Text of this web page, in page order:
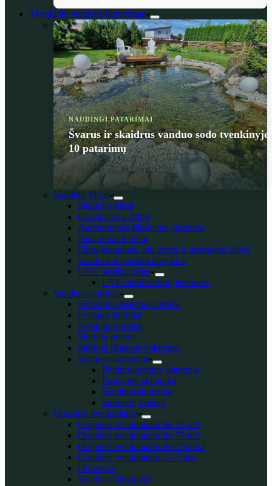
Tvenkinio vandens filtravimas
NAUDINGI PATARIMAI
Švarus ir skaidrus vanduo sodo tvenkinyje:
10 patarimų
Vandens filtrai
Slėginiai filtrai
Gravitaciniai filtrai
Autonominės filtravimo sistemos
Panardinami filtrai
Filtrų kempinės, bio terpės ir atsarginės dalys
Vandens ir siurblio talpyklos
UVC sterilizatoriai
UVC sterilizatorių lemputės
Vandens siurbliai
Filtravimo sistemų siurbliai
Fontanų siurbliai
Krioklių siurbliai
Siurblių priedai
Siurblių išmanus valdymas
Vandens skimeriai
Plūduriuojantys skimeriai
Pastatomi skimeriai
Sieniniai skimeriai
Skimerių priedai
Orapūtės tvenkiniams
Orapūtės tvenkiniams iki 25 m3
Orapūtės tvenkiniams iki 75 m3
Orapūtės tvenkiniams iki 250 m3
Orapūtės tvenkiniams 1-15 arų
Difuzoriai
Vandens šildytuvai